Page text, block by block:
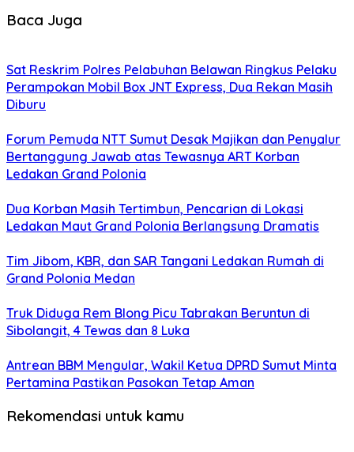
Baca Juga
Sat Reskrim Polres Pelabuhan Belawan Ringkus Pelaku
Perampokan Mobil Box JNT Express, Dua Rekan Masih
Diburu
Forum Pemuda NTT Sumut Desak Majikan dan Penyalur
Bertanggung Jawab atas Tewasnya ART Korban
Ledakan Grand Polonia
Dua Korban Masih Tertimbun, Pencarian di Lokasi
Ledakan Maut Grand Polonia Berlangsung Dramatis
Tim Jibom, KBR, dan SAR Tangani Ledakan Rumah di
Grand Polonia Medan
Truk Diduga Rem Blong Picu Tabrakan Beruntun di
Sibolangit, 4 Tewas dan 8 Luka
Antrean BBM Mengular, Wakil Ketua DPRD Sumut Minta
Pertamina Pastikan Pasokan Tetap Aman
Rekomendasi untuk kamu